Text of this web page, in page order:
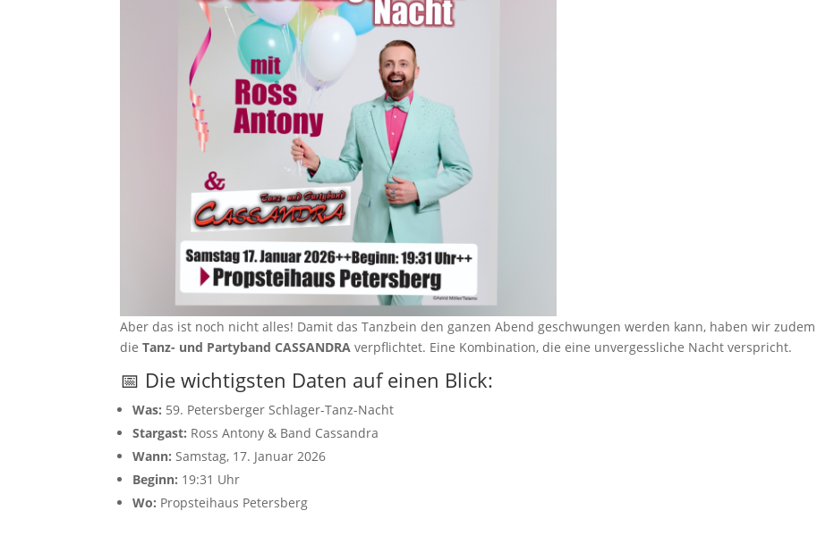
Aber das ist noch nicht alles! Damit das Tanzbein den ganzen Abend geschwungen werden kann, haben wir zudem
dieTanz- und Partyband CASSANDRA verpflichtet. Eine Kombination, die eine unvergessliche Nacht verspricht.
📅 Die wichtigsten Daten auf einen Blick:
Was: 59. Petersberger Schlager-Tanz-Nacht
Stargast: Ross Antony & Band Cassandra
Wann: Samstag, 17. Januar 2026
Beginn: 19:31 Uhr
Wo: Propsteihaus Petersberg